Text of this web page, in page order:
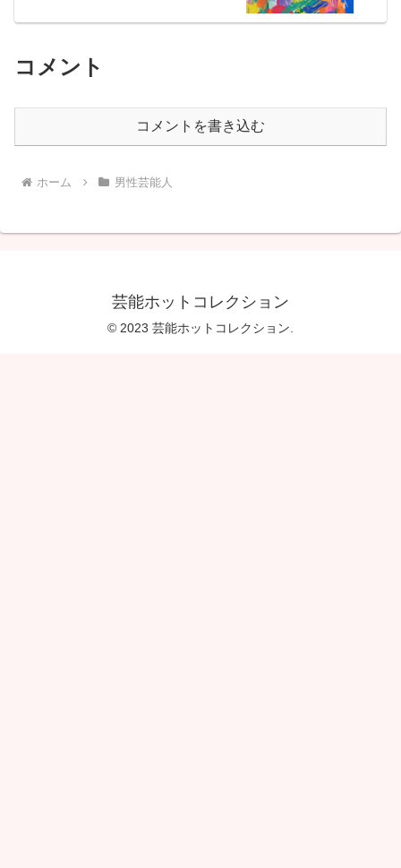
コメント
コメントを書き込む
ホーム 男性芸能人
芸能ホットコレクション
© 2023 芸能ホットコレクション.